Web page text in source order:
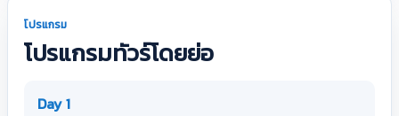
โปรแกรม
โปรแกรมทัวร์โดยย่อ
Day 1